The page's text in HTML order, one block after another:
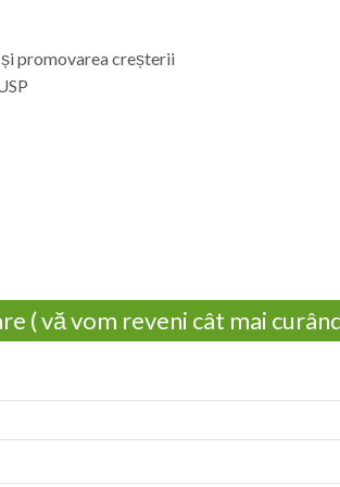
promovarea creșterii
( vă vom reveni cât mai